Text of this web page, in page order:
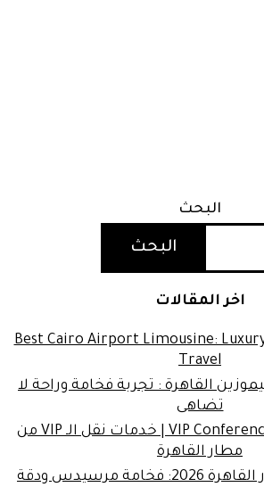
البحث
البحث
اخر المقالات
Best Cairo Airport Limousine:
Travel
القاهرة : تجربة فخامة وراحة لا
تضاهى
VIP Conference Transportation | خدمات نقل الـ VIP من
مطار القاهرة
احجز ليموزين مطار القاهرة 2026: فخامة مرسيدس ودقة